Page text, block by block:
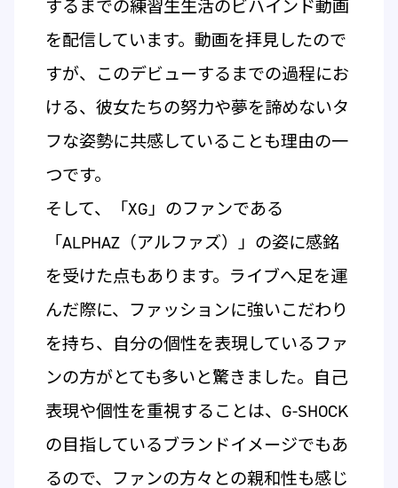
するまでの練習生生活のビハインド動画
を配信しています。動画を拝見したので
すが、このデビューするまでの過程にお
ける、彼女たちの努力や夢を諦めないタ
フな姿勢に共感していることも理由の一
つです。
そして、「XG」のファンである
「ALPHAZ（アルファズ）」の姿に感銘
を受けた点もあります。ライブへ足を運
んだ際に、ファッションに強いこだわり
を持ち、自分の個性を表現しているファ
ンの方がとても多いと驚きました。自己
表現や個性を重視することは、G-SHOCK
の目指しているブランドイメージでもあ
るので、ファンの方々との親和性も感じ